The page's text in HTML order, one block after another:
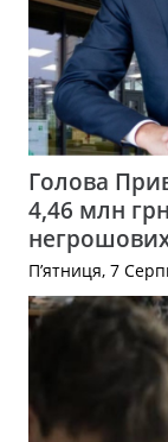
Голова
4,46 млн
П’ятниця, 7